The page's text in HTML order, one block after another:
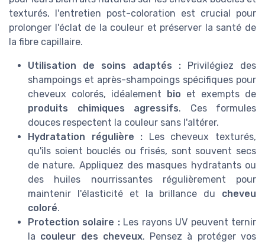
texturés, l'entretien post-coloration est crucial pour
prolonger l'éclat de la couleur et préserver la santé de
la fibre capillaire.
Utilisation de soins adaptés : Privilégiez des
shampoings et après-shampoings spécifiques pour
cheveux colorés, idéalement bio et exempts de
produits chimiques agressifs. Ces formules
douces respectent la couleur sans l'altérer.
Hydratation régulière : Les cheveux texturés,
qu'ils soient bouclés ou frisés, sont souvent secs
de nature. Appliquez des masques hydratants ou
des huiles nourrissantes régulièrement pour
maintenir l'élasticité et la brillance du cheveu
coloré.
Protection solaire :Les rayons UV peuvent ternir
la couleur des cheveux. Pensez à protéger vos